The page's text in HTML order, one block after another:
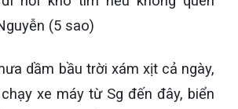
(5 sao)
dầm bầu trời xám xịt cả ngày,
xe máy từ Sg đến đây, biển